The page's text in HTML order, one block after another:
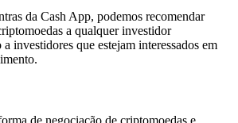
da Cash App, podemos recomendar
a qualquer investidor
investidores que estejam interessados em